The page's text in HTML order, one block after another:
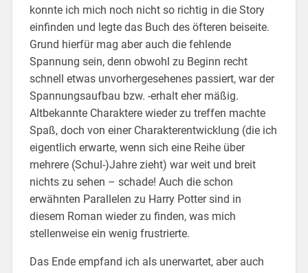
konnte ich mich noch nicht so richtig in die Story
einfinden und legte das Buch des öfteren beiseite.
Grund hierfür mag aber auch die fehlende
Spannung sein, denn obwohl zu Beginn recht
schnell etwas unvorhergesehenes passiert, war der
Spannungsaufbau bzw. -erhalt eher mäßig.
Altbekannte Charaktere wieder zu treffen machte
Spaß, doch von einer Charakterentwicklung (die ich
eigentlich erwarte, wenn sich eine Reihe über
mehrere (Schul-)Jahre zieht) war weit und breit
nichts zu sehen – schade! Auch die schon
erwähnten Parallelen zu Harry Potter sind in
diesem Roman wieder zu finden, was mich
stellenweise ein wenig frustrierte.
Das Ende empfand ich als unerwartet, aber auch